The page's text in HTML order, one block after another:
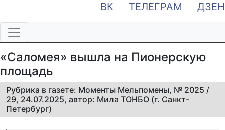
ВК
ТЕЛЕГРАМ ДЗЕН
«Саломея» вышла на Пионерскую
площадь
Рубрика в газете: Моменты Мельпомены, № 2025 /
29, 24.07.2025, автор: Мила ТОНБО (г. Санкт-
Петербург)